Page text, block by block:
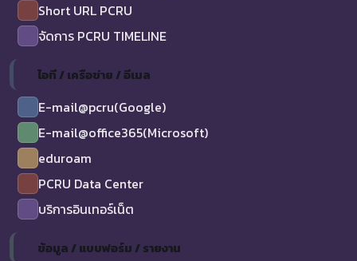
Short URL PCRU
จัดการ PCRU TIMELINE
ไอที / เครือข่าย / อีเมล
E-mail@pcru(Google)
E-mail@office365(Microsoft)
eduroam
PCRU Data Center
บริการอินเทอร์เน็ต
ข้อมูล / แบบฟอร์ม / รายงาน